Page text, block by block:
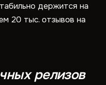
держится на
20 тыс. отзывов на
релизов